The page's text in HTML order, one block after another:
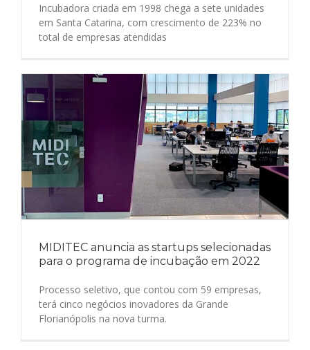
Incubadora criada em 1998 chega a sete unidades
em Santa Catarina, com crescimento de 223% no
total de empresas atendidas
MIDITEC anuncia as startups selecionadas
para o programa de incubação em 2022
Processo seletivo, que contou com 59 empresas,
terá cinco negócios inovadores da Grande
Florianópolis na nova turma.